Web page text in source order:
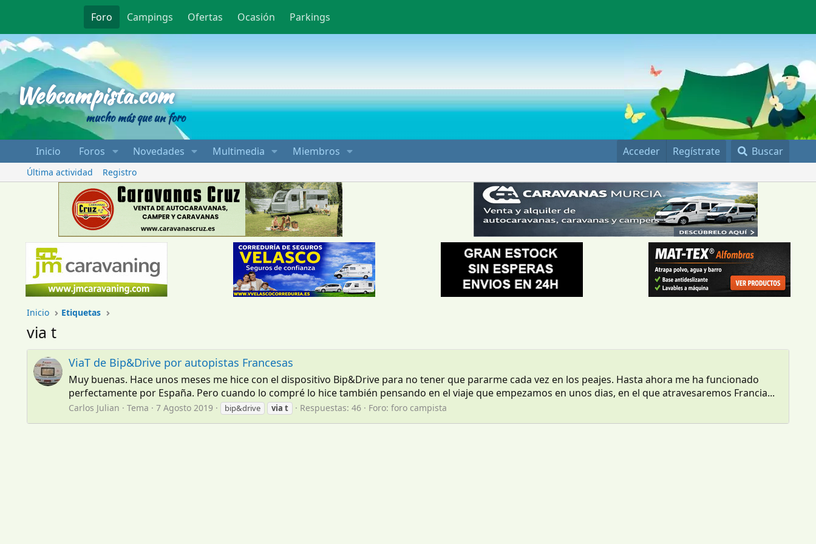
Foro Campings Ofertas Ocasión Parkings
Webcampista.com
mucho más que un foro
Inicio Foros Novedades Multimedia Miembros Acceder Regístrate Buscar
Última actividad Registro
Inicio Etiquetas
via t
ViaT de Bip&Drive por autopistas Francesas
Muy buenas. Hace unos meses me hice con el dispositivo Bip&Drive para no tener que pararme cada vez en los peajes. Hasta ahora me ha funcionado
perfectamente por España. Pero cuando lo compré lo hice también pensando en el viaje que empezamos en unos dias, en el que atravesaremos Francia...
Carlos Julian Tema 7 Agosto 2019 bip&drive via t Respuestas: 46 Foro: foro campista